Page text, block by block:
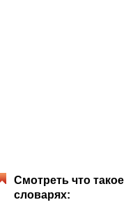
Смотреть что
словарях: